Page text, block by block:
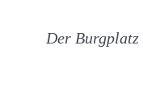
Der Burgplatz